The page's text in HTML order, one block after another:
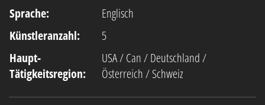
Sprache:
Englisch
Künstleranzahl:
5
Haupt-
Tätigkeitsregion:
USA / Can / Deutschland /
Österreich / Schweiz